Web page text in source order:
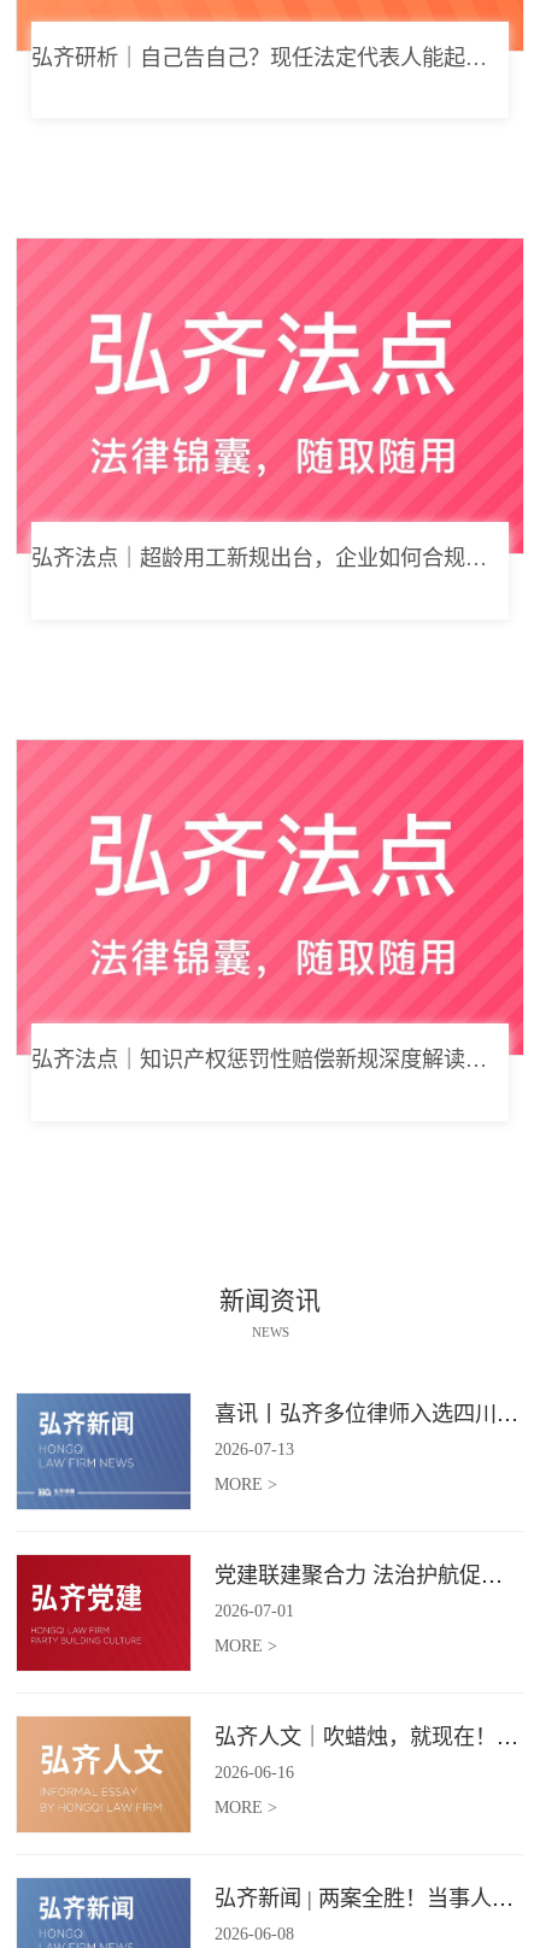
弘齐研析｜自己告自己？现任法定代表人能起诉公司索要劳动报酬吗？
弘齐法点｜超龄用工新规出台，企业如何合规用工
弘齐法点｜知识产权惩罚性赔偿新规深度解读： 从“赔得起”到“赔不起”的司法逻辑
新闻资讯
NEWS
喜讯丨弘齐多位律师入选四川省破产管理人协会工作委员会委员
2026-07-13
MORE >
党建联建聚合力 法治护航促振兴 | 弘齐律所党支部与龙星村党委联合开展庆 “七一” 主题党日活动
2026-07-01
MORE >
弘齐人文｜吹蜡烛，就现在！弘齐第二季度生日会如约而至
2026-06-16
MORE >
弘齐新闻 | 两案全胜！当事人赠 “律法精湛 不负重托” 锦旗致谢
2026-06-08